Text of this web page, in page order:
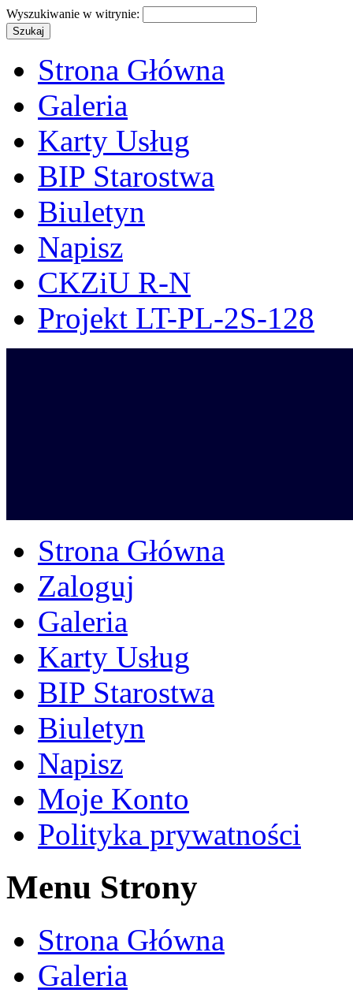
Wyszukiwanie w witrynie:
Strona Główna
Galeria
Karty Usług
BIP Starostwa
Biuletyn
Napisz
CKZiU R-N
Projekt LT-PL-2S-128
Strona Główna
Zaloguj
Galeria
Karty Usług
BIP Starostwa
Biuletyn
Napisz
Moje Konto
Polityka prywatności
Menu Strony
Strona Główna
Galeria